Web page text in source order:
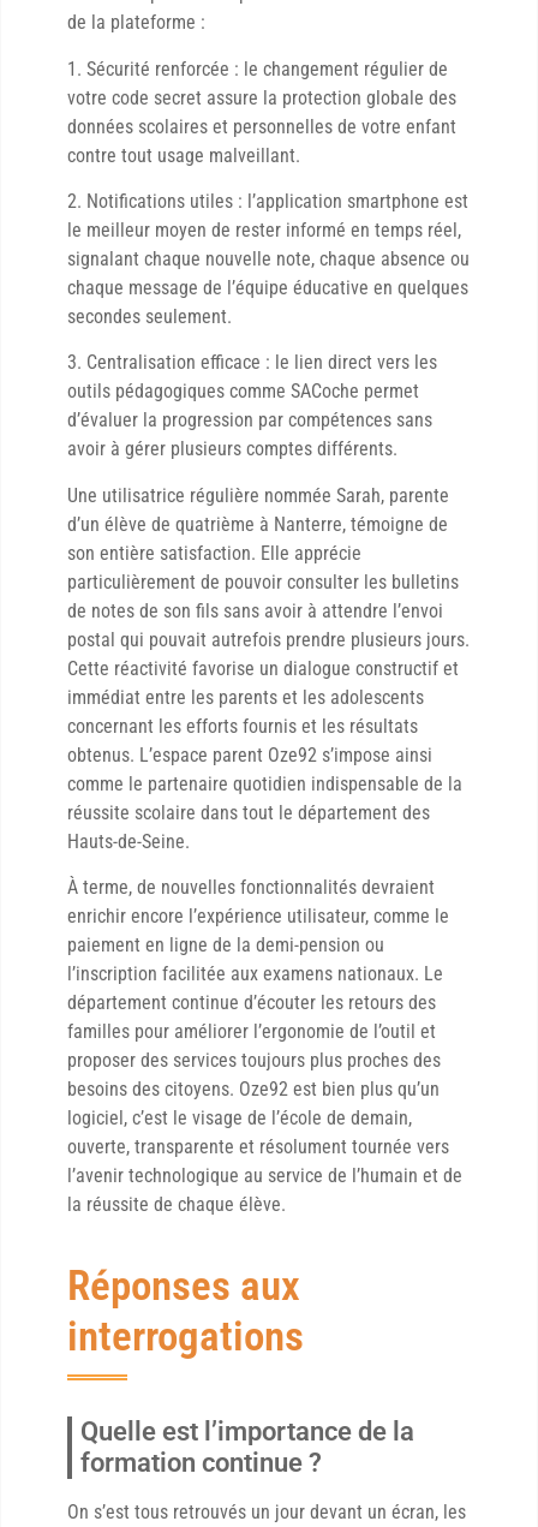
de la plateforme :
1. Sécurité renforcée : le changement régulier de
votre code secret assure la protection globale des
données scolaires et personnelles de votre enfant
contre tout usage malveillant.
2. Notifications utiles : l’application smartphone est
le meilleur moyen de rester informé en temps réel,
signalant chaque nouvelle note, chaque absence ou
chaque message de l’équipe éducative en quelques
secondes seulement.
3. Centralisation efficace : le lien direct vers les
outils pédagogiques comme SACoche permet
d’évaluer la progression par compétences sans
avoir à gérer plusieurs comptes différents.
Une utilisatrice régulière nommée Sarah, parente
d’un élève de quatrième à Nanterre, témoigne de
son entière satisfaction. Elle apprécie
particulièrement de pouvoir consulter les bulletins
de notes de son fils sans avoir à attendre l’envoi
postal qui pouvait autrefois prendre plusieurs jours.
Cette réactivité favorise un dialogue constructif et
immédiat entre les parents et les adolescents
concernant les efforts fournis et les résultats
obtenus. L’espace parent Oze92 s’impose ainsi
comme le partenaire quotidien indispensable de la
réussite scolaire dans tout le département des
Hauts-de-Seine.
À terme, de nouvelles fonctionnalités devraient
enrichir encore l’expérience utilisateur, comme le
paiement en ligne de la demi-pension ou
l’inscription facilitée aux examens nationaux. Le
département continue d’écouter les retours des
familles pour améliorer l’ergonomie de l’outil et
proposer des services toujours plus proches des
besoins des citoyens. Oze92 est bien plus qu’un
logiciel, c’est le visage de l’école de demain,
ouverte, transparente et résolument tournée vers
l’avenir technologique au service de l’humain et de
la réussite de chaque élève.
Réponses aux
interrogations
Quelle est l’importance de la
formation continue ?
On s’est tous retrouvés un jour devant un écran, les